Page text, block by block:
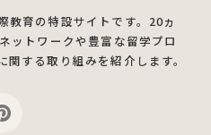
教育の特設サイトです。20ヵ
ットワークや豊富な留学プロ
する取り組みを紹介します。